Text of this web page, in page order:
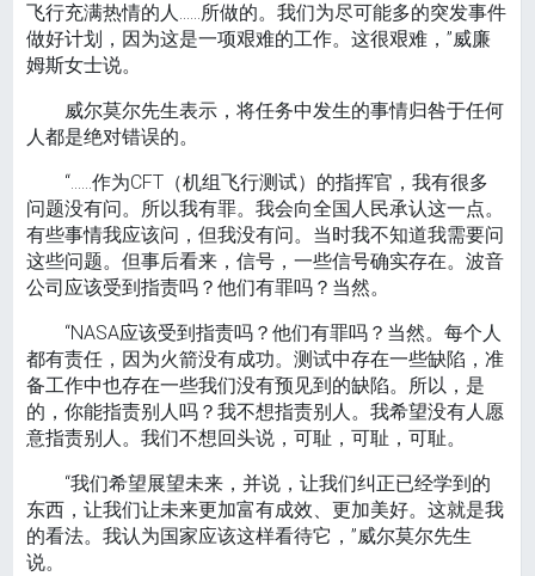
飞行充满热情的人……所做的。我们为尽可能多的突发事件
做好计划，因为这是一项艰难的工作。这很艰难，”威廉
姆斯女士说。
威尔莫尔先生表示，将任务中发生的事情归咎于任何
人都是绝对错误的。
“……作为CFT（机组飞行测试）的指挥官，我有很多
问题没有问。所以我有罪。我会向全国人民承认这一点。
有些事情我应该问，但我没有问。当时我不知道我需要问
这些问题。但事后看来，信号，一些信号确实存在。波音
公司应该受到指责吗？他们有罪吗？当然。
“NASA应该受到指责吗？他们有罪吗？当然。每个人
都有责任，因为火箭没有成功。测试中存在一些缺陷，准
备工作中也存在一些我们没有预见到的缺陷。所以，是
的，你能指责别人吗？我不想指责别人。我希望没有人愿
意指责别人。我们不想回头说，可耻，可耻，可耻。
“我们希望展望未来，并说，让我们纠正已经学到的
东西，让我们让未来更加富有成效、更加美好。这就是我
的看法。我认为国家应该这样看待它，”威尔莫尔先生
说。